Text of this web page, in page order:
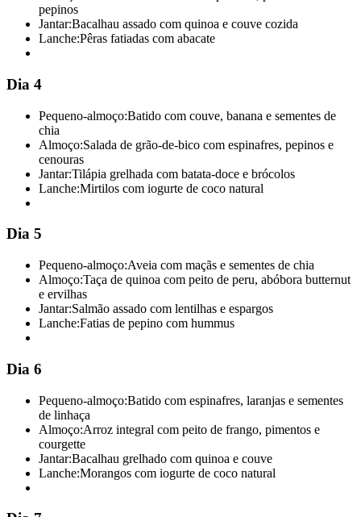
pepinos
Jantar:Bacalhau assado com quinoa e couve cozida
Lanche:Pêras fatiadas com abacate
Dia 4
Pequeno-almoço:Batido com couve, banana e sementes de
chia
Almoço:Salada de grão-de-bico com espinafres, pepinos e
cenouras
Jantar:Tilápia grelhada com batata-doce e brócolos
Lanche:Mirtilos com iogurte de coco natural
Dia 5
Pequeno-almoço:Aveia com maçãs e sementes de chia
Almoço:Taça de quinoa com peito de peru, abóbora butternut
e ervilhas
Jantar:Salmão assado com lentilhas e espargos
Lanche:Fatias de pepino com hummus
Dia 6
Pequeno-almoço:Batido com espinafres, laranjas e sementes
de linhaça
Almoço:Arroz integral com peito de frango, pimentos e
courgette
Jantar:Bacalhau grelhado com quinoa e couve
Lanche:Morangos com iogurte de coco natural